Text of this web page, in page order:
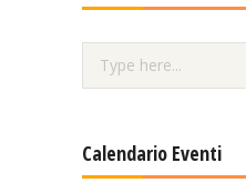
Calendario Eventi